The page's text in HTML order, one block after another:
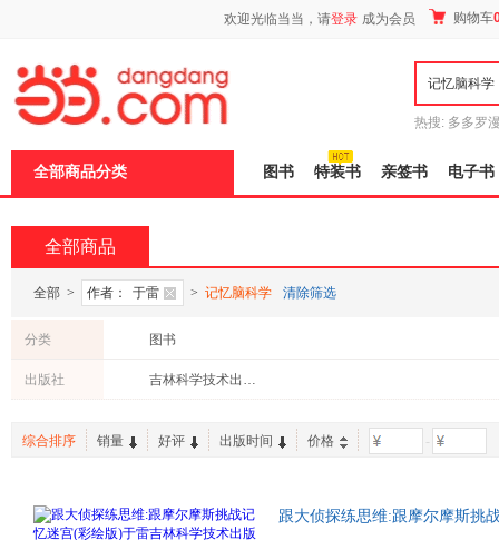
欢迎光临当当，请登录 成为会员 购物车
热搜: 多多罗
全部商品分类 图书 特装书 亲签书 电子书
全部商品
全部 > 作者： 于雷 > 记忆脑科学 清除筛选
分类 图书
出版社 吉林科学技术出版社
综合排序 销量 好评 出版时间 价格 -
跟大侦探练思维:跟摩尔摩斯挑
页
加